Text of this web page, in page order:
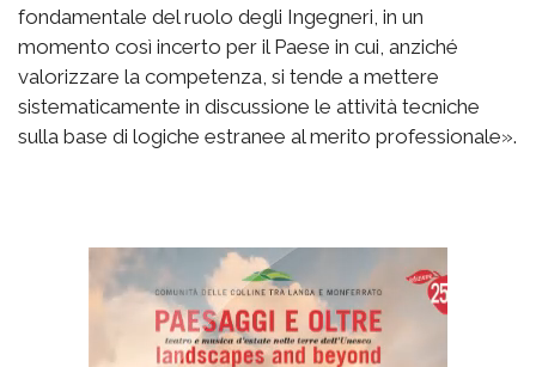
fondamentale del ruolo degli Ingegneri, in un
momento così incerto per il Paese in cui, anziché
valorizzare la competenza, si tende a mettere
sistematicamente in discussione le attività tecniche
sulla base di logiche estranee al merito professionale».